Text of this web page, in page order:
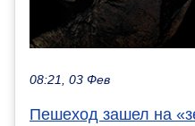
08:21, 03 Фев
Пешеход зашел на